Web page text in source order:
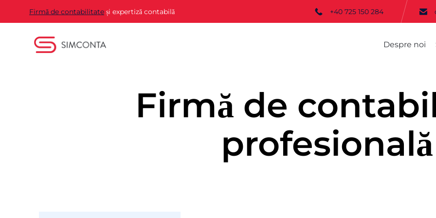
Firmă de contabilitate și expertiză contabilă +40 725 150 284
Despre noi
Firmă de
profesională